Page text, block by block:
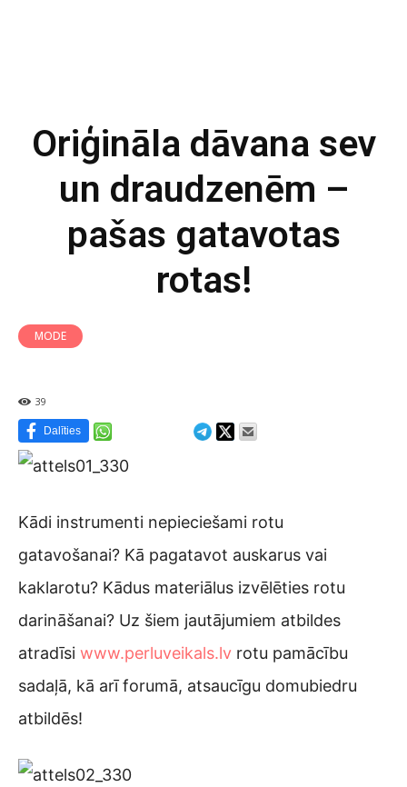
Oriģināla dāvana sev
un draudzenēm –
pašas gatavotas
rotas!
MODE
39
Dalīties
Kādi instrumenti nepieciešami rotu
gatavošanai? Kā pagatavot auskarus vai
kaklarotu? Kādus materiālus izvēlēties rotu
darināšanai? Uz šiem jautājumiem atbildes
atradīsi www.perluveikals.lv rotu pamācību
sadaļā, kā arī forumā, atsaucīgu domubiedru
atbildēs!